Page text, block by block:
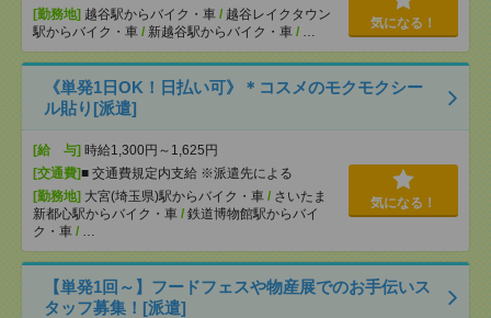
[勤務地] 越谷駅からバイク・車 / 越谷レイクタウン
駅からバイク・車 / 新越谷駅からバイク・車 / …
気になる！
《単発1日OK！日払い可》＊コスメのモクモクシー
ル貼り[派遣]
[給 与] 時給1,300円～1,625円
[交通費]■ 交通費規定内支給 ※派遣先による
[勤務地] 大宮(埼玉県)駅からバイク・車 / さいたま
新都心駅からバイク・車 / 鉄道博物館駅からバイ
ク・車 / …
気になる！
【単発1回～】フードフェスや物産展でのお手伝いス
タッフ募集！[派遣]